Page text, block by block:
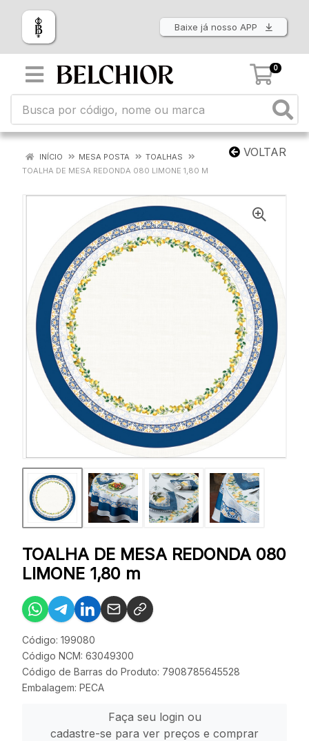
Baixe já nosso APP
0
VOLTAR
INÍCIO MESA POSTA
TOALHAS
TOALHA DE MESA REDONDA 080 LIMONE 1,80 M
TOALHA DE MESA REDONDA 080
LIMONE 1,80 m
Código: 199080
Código NCM: 63049300
Código de Barras do Produto: 7908785645528
Embalagem: PECA
Faça seu login ou
cadastre-se para ver preços e comprar